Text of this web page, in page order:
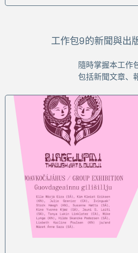
工作包9的新聞與出
隨時掌握本工作
包括新聞文章、